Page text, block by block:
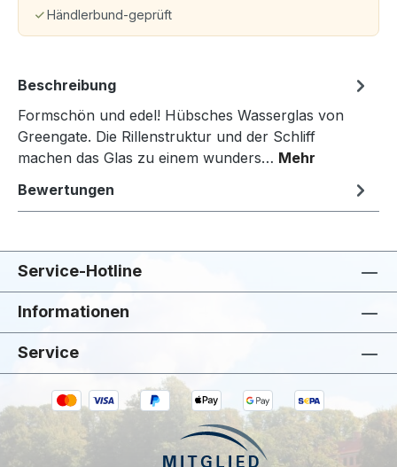
Händlerbund-geprüft
Beschreibung
Formschön und edel! Hübsches Wasserglas von
Greengate. Die Rillenstruktur und der Schliff
machen das Glas zu einem wunders… Mehr
Bewertungen
Service-Hotline
Informationen
Service